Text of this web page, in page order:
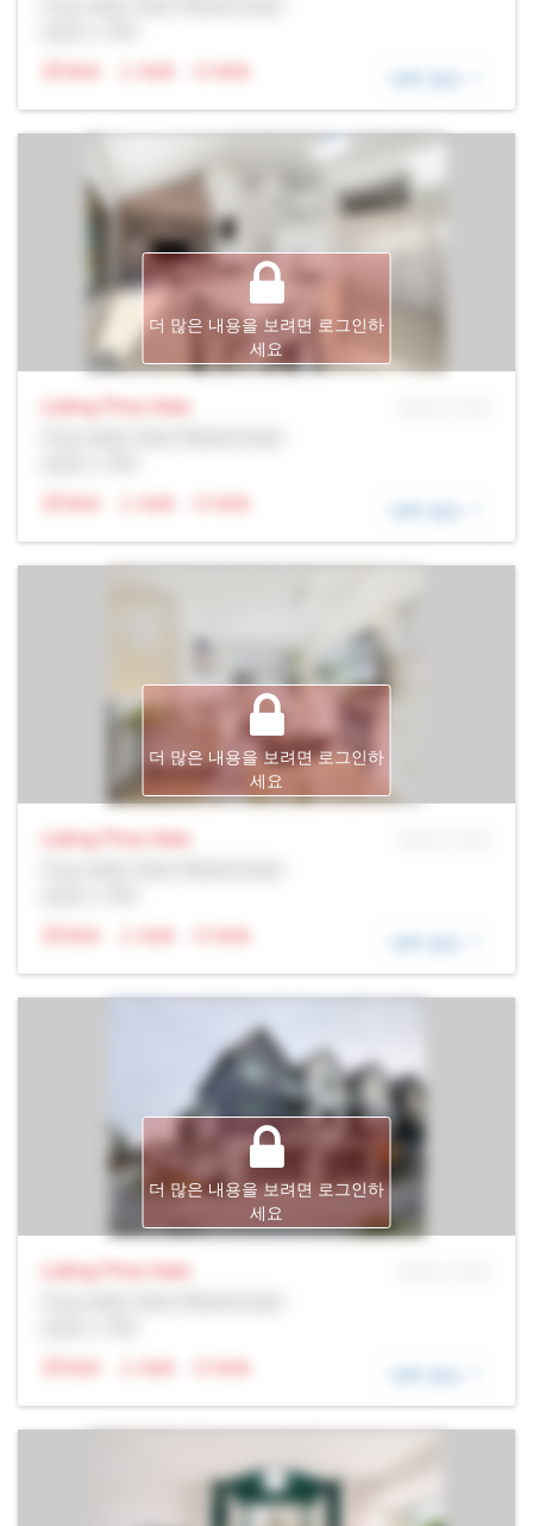
N/A
N/A N/A
더 많은 내용을 보려면 로그인하
세요
Listing Price Sale
N/A
N/A N/A
더 많은 내용을 보려면 로그인하
세요
Listing Price Sale
N/A
N/A N/A
더 많은 내용을 보려면 로그인하
세요
Listing Price Sale
N/A
N/A N/A